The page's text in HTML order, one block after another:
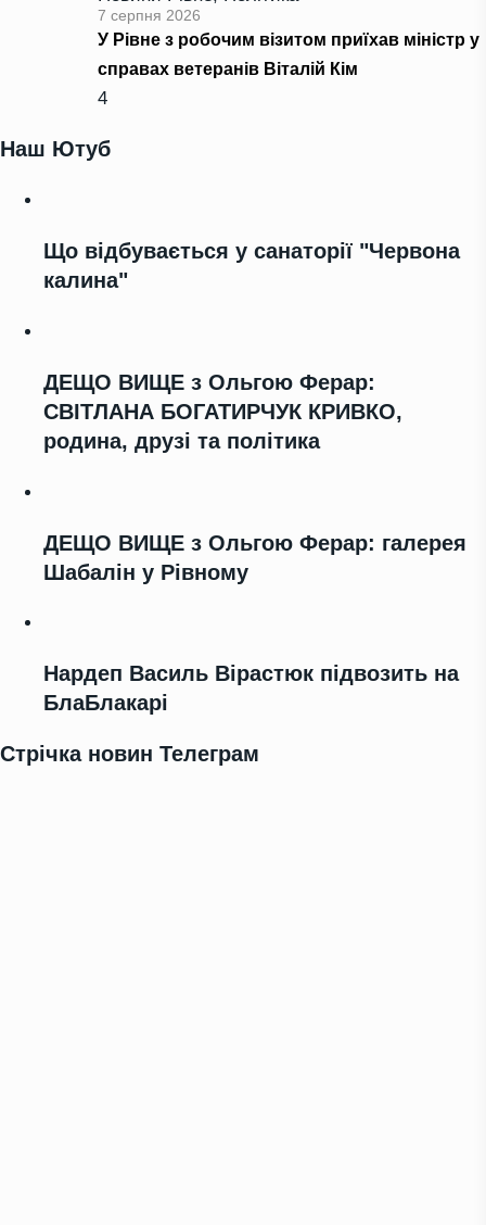
7 серпня 2026
У Рівне з робочим візитом приїхав міністр у
справах ветеранів Віталій Кім
4
Наш Ютуб
Що відбувається у санаторії "Червона
калина"
ДЕЩО ВИЩЕ з Ольгою Ферар:
СВІТЛАНА БОГАТИРЧУК КРИВКО,
родина, друзі та політика
ДЕЩО ВИЩЕ з Ольгою Ферар: галерея
Шабалін у Рівному
Нардеп Василь Вірастюк підвозить на
БлаБлакарі
Стрічка новин Телеграм